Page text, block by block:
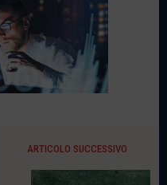
ARTICOLO SUCCESSIVO